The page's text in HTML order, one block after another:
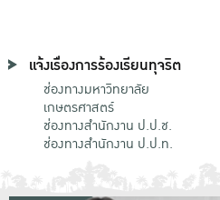
แจ้งเรื่องการร้องเรียนทุจริต
ช่องทางมหาวิทยาลัย
เกษตรศาสตร์
ช่องทางสำนักงาน ป.ป.ช.
ช่องทางสำนักงาน ป.ป.ท.